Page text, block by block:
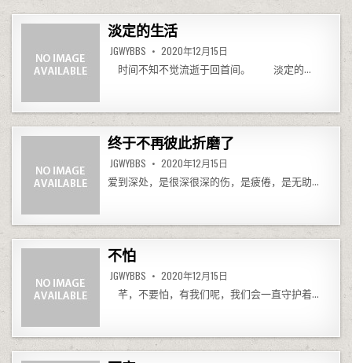
淡定的生活
JGWYBBS 2020年12月15日
时间不知不觉流逝于回首间。 淡定的…
终于不再彼此折磨了
JGWYBBS 2020年12月15日
爱到深处，是很深很深的伤，是疲倦，是无助…
不怕
JGWYBBS 2020年12月15日
芊，不要怕，有我们呢，我们会一直守护着…